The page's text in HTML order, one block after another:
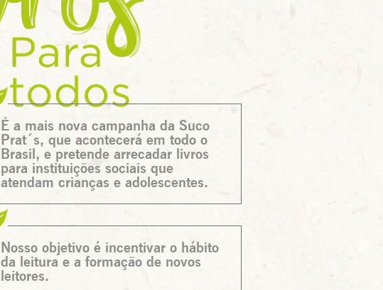
É a mais nova campanha da Suco
Prat´s, que acontecerá em todo o
Brasil, e pretende arrecadar livros
para instituições sociais que
atendam crianças e adolescentes.
Nosso objetivo é incentivar o hábito
da leitura e a formação de novos
leitores.